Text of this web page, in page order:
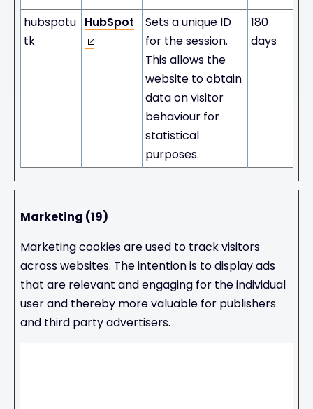
hubspotu
tk
HubSpot
Sets a unique ID
for the session.
This allows the
website to obtain
data on visitor
behaviour for
statistical
purposes.
180
days
Marketing (19)
Marketing cookies are used to track visitors
across websites. The intention is to display ads
that are relevant and engaging for the individual
user and thereby more valuable for publishers
and third party advertisers.